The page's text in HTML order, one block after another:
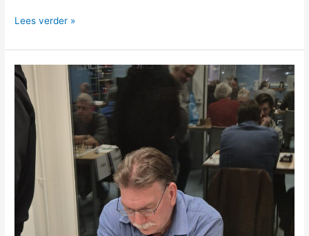
Lees verder »
Erik
Wille
bij
aftreden
benoemd
erelid